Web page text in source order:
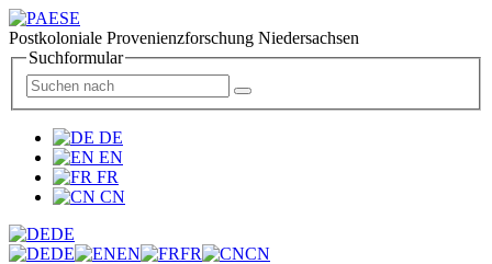
Postkoloniale Provenienzforschung Niedersachsen
Suchformular
DE
EN
FR
CN
DE
DE
EN FR CN